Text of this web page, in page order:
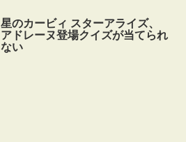
星のカービィ スターアライズ、
アドレーヌ登場クイズが当てられ
ない